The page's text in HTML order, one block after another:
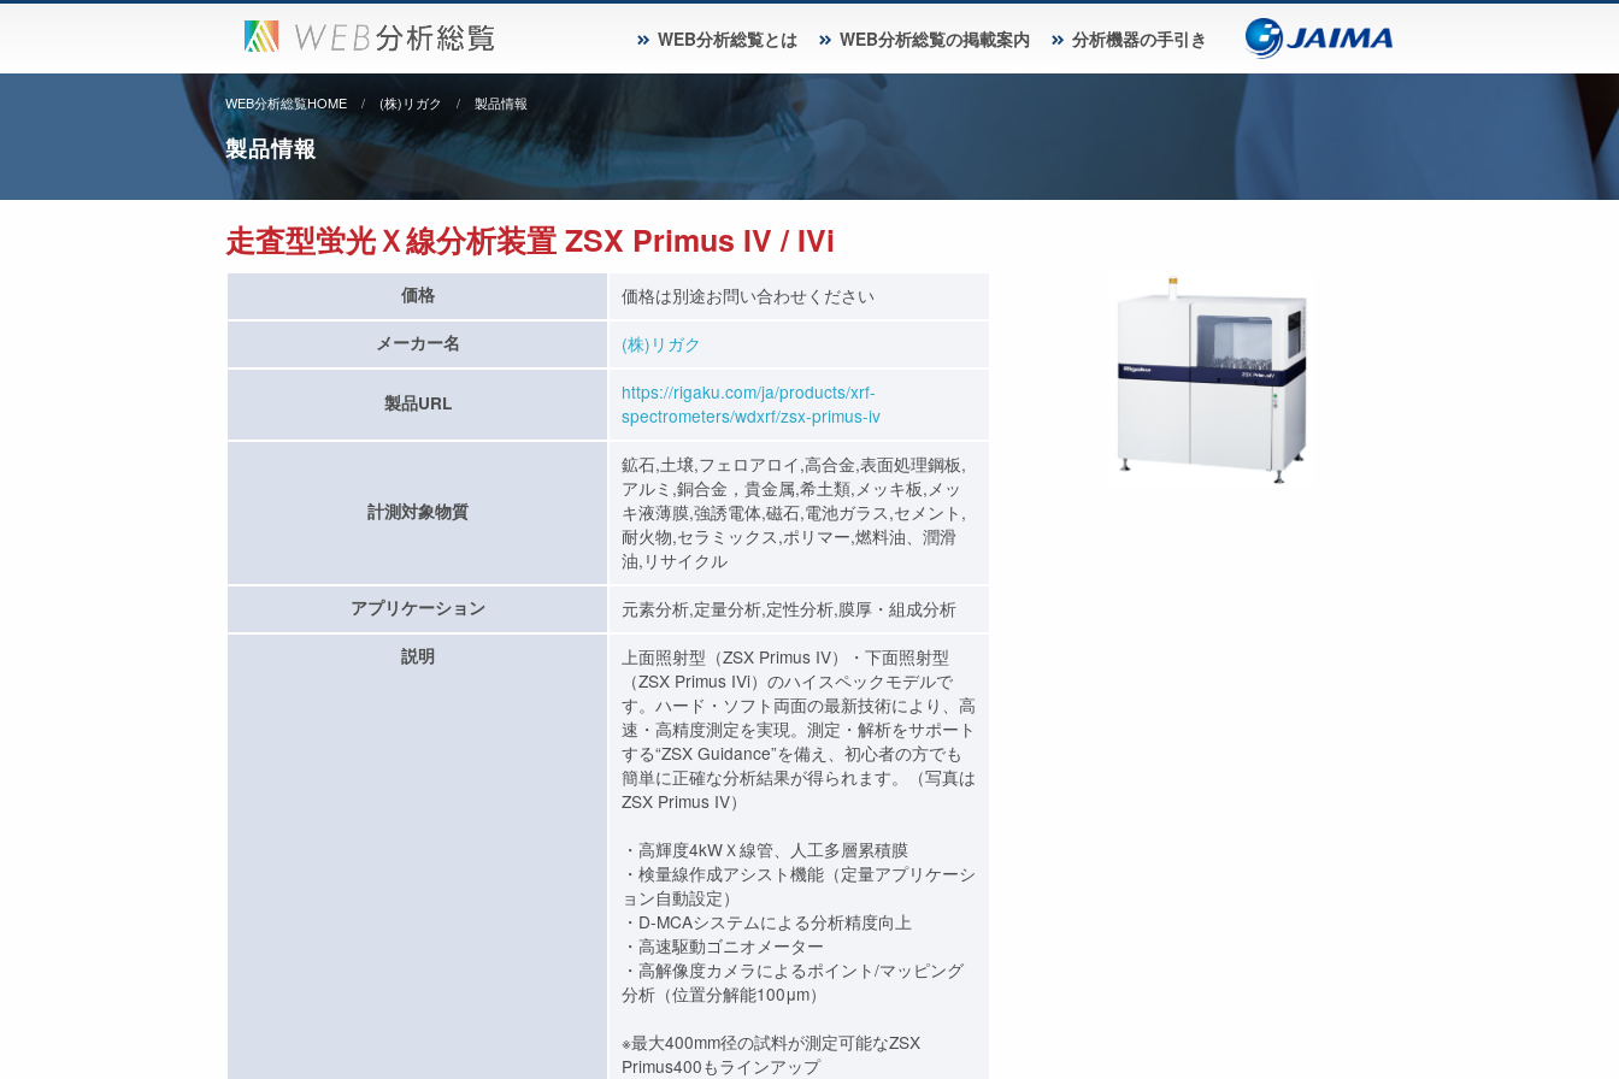
WEB分析総覧とは WEB分析総覧の掲載案内 分析機器の手引き
WEB分析総覧HOME (株)リガク 製品情報
製品情報
走査型蛍光Ｘ線分析装置 ZSX Primus IV / IVi
価格 価格は別途お問い合わせください
メーカー名 (株)リガク
製品URL
https://rigaku.com/ja/products/xrf-
spectrometers/wdxrf/zsx-primus-iv
計測対象物質
鉱石,土壌,フェロアロイ,高合金,表面処理鋼板,
アルミ,銅合金，貴金属,希土類,メッキ板,メッ
キ液薄膜,強誘電体,磁石,電池ガラス,セメント,
耐火物,セラミックス,ポリマー,燃料油、潤滑
油,リサイクル
アプリケーション 元素分析,定量分析,定性分析,膜厚・組成分析
説明
上面照射型（ZSX Primus IV）・下面照射型
（ZSX Primus IVi）のハイスペックモデルで
す。ハード・ソフト両面の最新技術により、高
速・高精度測定を実現。測定・解析をサポート
する“ZSX Guidance”を備え、初心者の方でも
簡単に正確な分析結果が得られます。（写真は
ZSX Primus IV）
・高輝度4kWＸ線管、人工多層累積膜
・検量線作成アシスト機能（定量アプリケーシ
ョン自動設定）
・D-MCAシステムによる分析精度向上
・高速駆動ゴニオメーター
・高解像度カメラによるポイント/マッピング
分析（位置分解能100μm）
※最大400mm径の試料が測定可能なZSX
Primus400もラインアップ